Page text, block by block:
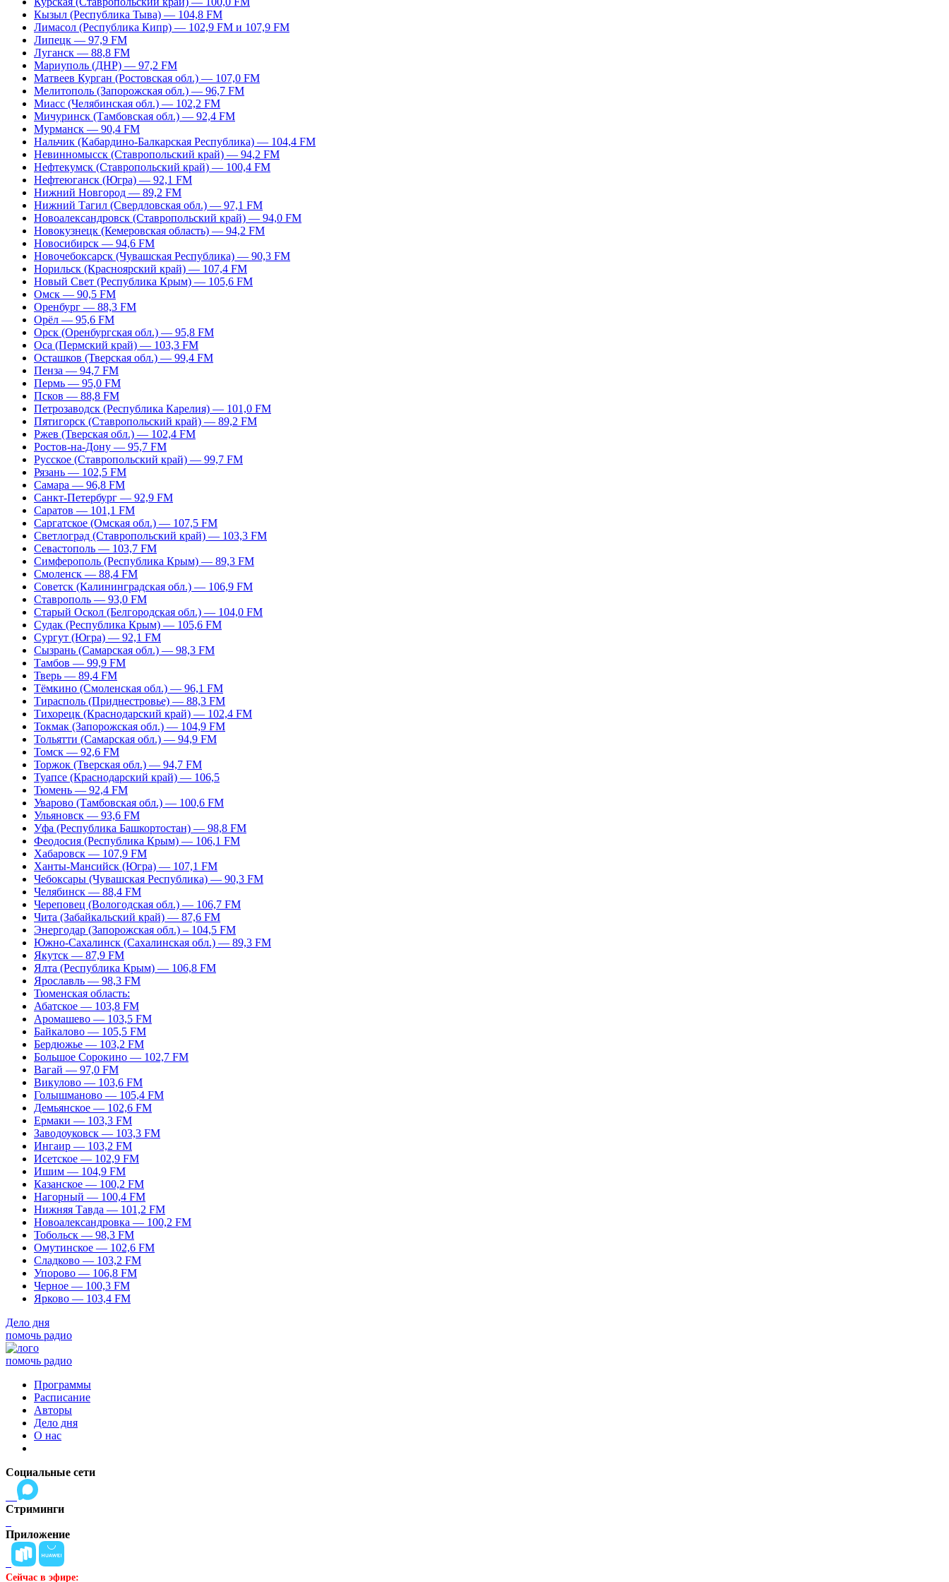
Кызыл (Республика Тыва) — 104,8 FM
Лимасол (Республика Кипр) — 102,9 FM и 107,9 FM
Липецк — 97,9 FM
Луганск — 88,8 FM
Мариуполь (ДНР) — 97,2 FM
Матвеев Курган (Ростовская обл.) — 107,0 FM
Мелитополь (Запорожская обл.) — 96,7 FM
Миасс (Челябинская обл.) — 102,2 FM
Мичуринск (Тамбовская обл.) — 92,4 FM
Мурманск — 90,4 FM
Нальчик (Кабардино-Балкарская Республика) — 104,4 FM
Невинномысск (Ставропольский край) — 94,2 FM
Нефтекумск (Ставропольский край) — 100,4 FM
Нефтеюганск (Югра) — 92,1 FM
Нижний Новгород — 89,2 FM
Нижний Тагил (Свердловская обл.) — 97,1 FM
Новоалександровск (Ставропольский край) — 94,0 FM
Новокузнецк (Кемеровская область) — 94,2 FM
Новосибирск — 94,6 FM
Новочебоксарск (Чувашская Республика) — 90,3 FM
Норильск (Красноярский край) — 107,4 FM
Новый Свет (Республика Крым) — 105,6 FM
Омск — 90,5 FM
Оренбург — 88,3 FM
Орёл — 95,6 FM
Орск (Оренбургская обл.) — 95,8 FM
Оса (Пермский край) — 103,3 FM
Осташков (Тверская обл.) — 99,4 FM
Пенза — 94,7 FM
Пермь — 95,0 FM
Псков — 88,8 FM
Петрозаводск (Республика Карелия) — 101,0 FM
Пятигорск (Ставропольский край) — 89,2 FM
Ржев (Тверская обл.) — 102,4 FM
Ростов-на-Дону — 95,7 FM
Русское (Ставропольский край) — 99,7 FM
Рязань — 102,5 FM
Самара — 96,8 FM
Санкт-Петербург — 92,9 FM
Саратов — 101,1 FM
Саргатское (Омская обл.) — 107,5 FM
Светлоград (Ставропольский край) — 103,3 FM
Севастополь — 103,7 FM
Симферополь (Республика Крым) — 89,3 FM
Смоленск — 88,4 FM
Советск (Калининградская обл.) — 106,9 FM
Ставрополь — 93,0 FM
Старый Оскол (Белгородская обл.) — 104,0 FM
Судак (Республика Крым) — 105,6 FM
Сургут (Югра) — 92,1 FM
Сызрань (Самарская обл.) — 98,3 FM
Тамбов — 99,9 FM
Тверь — 89,4 FM
Тёмкино (Смоленская обл.) — 96,1 FM
Тирасполь (Приднестровье) — 88,3 FM
Тихорецк (Краснодарский край) — 102,4 FM
Токмак (Запорожская обл.) — 104,9 FM
Тольятти (Самарская обл.) — 94,9 FM
Томск — 92,6 FM
Торжок (Тверская обл.) — 94,7 FM
Туапсе (Краснодарский край) — 106,5
Тюмень — 92,4 FM
Уварово (Тамбовская обл.) — 100,6 FM
Ульяновск — 93,6 FM
Уфа (Республика Башкортостан) — 98,8 FM
Феодосия (Республика Крым) — 106,1 FM
Хабаровск — 107,9 FM
Ханты-Мансийск (Югра) — 107,1 FM
Чебоксары (Чувашская Республика) — 90,3 FM
Челябинск — 88,4 FM
Череповец (Вологодская обл.) — 106,7 FM
Чита (Забайкальский край) — 87,6 FM
Энергодар (Запорожская обл.) – 104,5 FM
Южно-Сахалинск (Сахалинская обл.) — 89,3 FM
Якутск — 87,9 FM
Ялта (Республика Крым) — 106,8 FM
Ярославль — 98,3 FM
Тюменская область:
Абатское — 103,8 FM
Аромашево — 103,5 FM
Байкалово — 105,5 FM
Бердюжье — 103,2 FM
Большое Сорокино — 102,7 FM
Вагай — 97,0 FM
Викулово — 103,6 FM
Голышманово — 105,4 FM
Демьянское — 102,6 FM
Ермаки — 103,3 FM
Заводоуковск — 103,3 FM
Ингаир — 103,2 FM
Исетское — 102,9 FM
Ишим — 104,9 FM
Казанское — 100,2 FM
Нагорный — 100,4 FM
Нижняя Тавда — 101,2 FM
Новоалександровка — 100,2 FM
Тобольск — 98,3 FM
Омутинское — 102,6 FM
Сладково — 103,2 FM
Упорово — 106,8 FM
Черное — 100,3 FM
Ярково — 103,4 FM
Дело дня
помочь радио
помочь радио
Программы
Расписание
Авторы
Дело дня
О нас
Социальные сети
Стриминги
Приложение
Сейчас в эфире: